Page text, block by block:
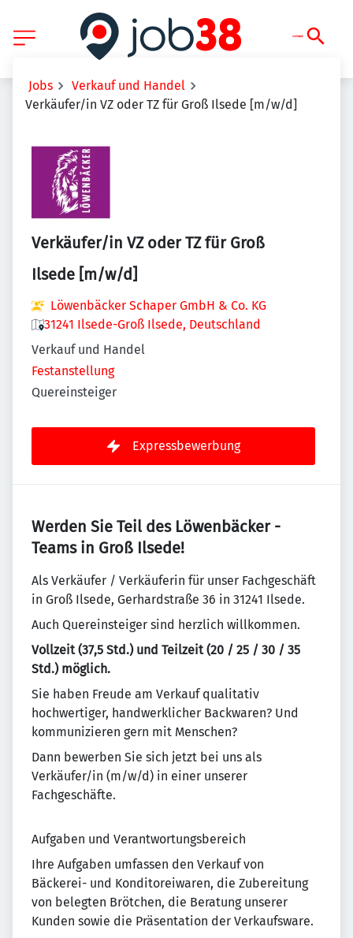
Jobs
Verkauf und Handel
Verkäufer/in VZ oder TZ für Groß Ilsede [m/w/d]
Verkäufer/in VZ oder TZ für Groß
Ilsede [m/w/d]
Löwenbäcker Schaper GmbH & Co. KG
31241 Ilsede-Groß Ilsede, Deutschland
Verkauf und Handel
Festanstellung
Quereinsteiger
Expressbewerbung
Werden Sie Teil des Löwenbäcker -
Teams in Groß Ilsede!
Als Verkäufer / Verkäuferin für unser Fachgeschäft
in Groß Ilsede, Gerhardstraße 36 in 31241 Ilsede.
Auch Quereinsteiger sind herzlich willkommen.
Vollzeit (37,5 Std.) und Teilzeit (20 / 25 / 30 / 35
Std.) möglich.
Sie haben Freude am Verkauf qualitativ
hochwertiger, handwerklicher Backwaren? Und
kommunizieren gern mit Menschen?
Dann bewerben Sie sich jetzt bei uns als
Verkäufer/in (m/w/d) in einer unserer
Fachgeschäfte.
Aufgaben und Verantwortungsbereich
Ihre Aufgaben umfassen den Verkauf von
Bäckerei- und Konditoreiwaren, die Zubereitung
von belegten Brötchen, die Beratung unserer
Kunden sowie die Präsentation der Verkaufsware.